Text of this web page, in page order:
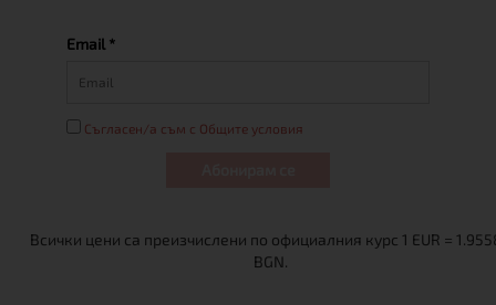
Email *
Съгласен/а съм с Общите условия